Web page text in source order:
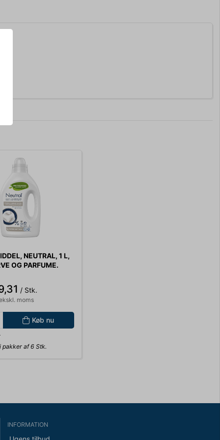
NEUTRAL, 1 L,
OG PARFUME.
/ Stk.
moms
Køb nu
pakker af 6 Stk.
INFORMATION